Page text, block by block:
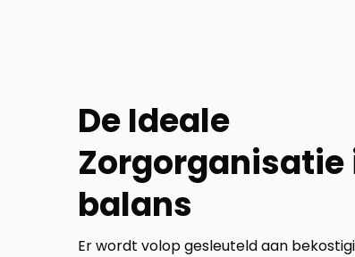
De Ideale
Zorgorganisatie
balans
Er wordt volop gesleuteld aan